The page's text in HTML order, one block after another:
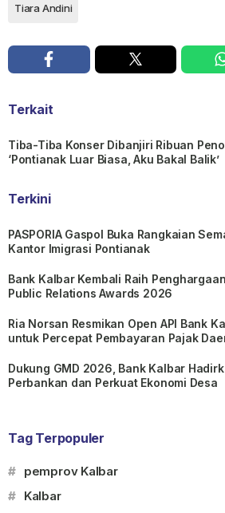
Tiara Andini
Terkait
Tiba-Tiba Konser Dibanjiri Ribuan
‘Pontianak Luar Biasa, Aku Bakal Balik’
Terkini
PASPORIA Gaspol Buka Rangkaian
Kantor Imigrasi Pontianak
Bank Kalbar Kembali Raih
Public Relations Awards 2026
Ria Norsan Resmikan Open API Bank
untuk Percepat Pembayaran Pajak
Dukung GMD 2026, Bank Kalbar
Perbankan dan Perkuat Ekonomi Desa
Tag Terpopuler
# pemprov Kalbar
# Kalbar